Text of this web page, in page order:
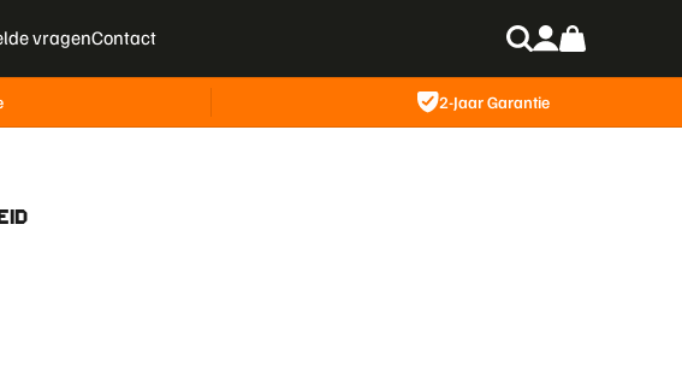
vragenContact ZoekenInloggen
Winkelwagen
2-Jaar Garantie